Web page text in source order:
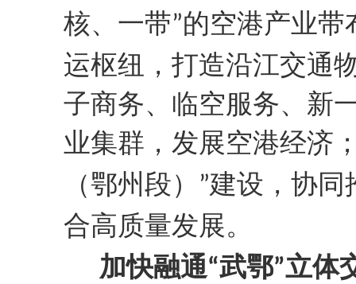
核、一带”的空港产业带
运枢纽，打造沿江交通
子商务、临空服务、新
业集群，发展空港经济
（鄂州段）
”建设 ，协
合高质量发展。
加快融通“武鄂”立体